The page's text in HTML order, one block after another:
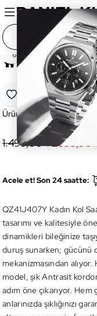
Ana Sayfa
Favoriye Ekle
Paylaş
QZ41J407Y Kadın
Ürün Kodu:QZ41J407Y
1.499,00 TL899,90
Acele et! Son 24 saatte:
QZ41J407Y Kadın Kol
tasarımı ve kalitesiyle
dinamikleri bileğinize
duruş sunarken; gücünü
mekanizmasından
model, şık Antrasit
adım öne çıkarıyor.
anlarınızda şıklığınızı